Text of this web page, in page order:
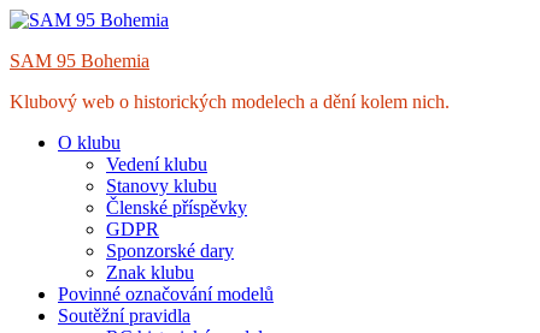
Skip
content
SAM 95 Bohemia
Klubový web o historických modelech a dění kolem nich.
O klubu
Vedení klubu
Stanovy klubu
Členské příspěvky
GDPR
Sponzorské dary
Znak klubu
Povinné označování modelů
Soutěžní pravidla